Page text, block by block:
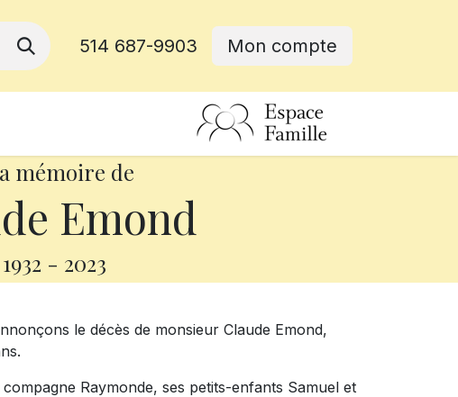
514 687-9903 Mon compte
mémoire de
Emond
1932 - 2023
le décès de monsieur Claude Emond,
Raymonde, ses petits-enfants Samuel et